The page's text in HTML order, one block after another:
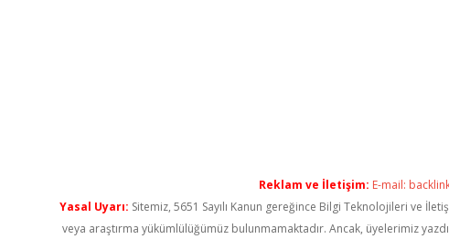
Reklam ve İletişim: E-mail:
Yasal Uyarı: Sitemiz, 5651 Sayılı Kanun gereğince Bilgi Teknolojileri ve
veya araştırma yükümlülüğümüz bulunmamaktadır. Ancak, üyelerimiz